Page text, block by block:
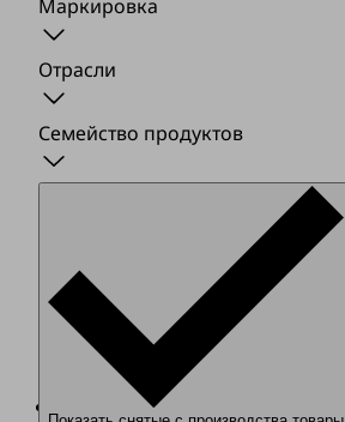
Всасывающий
Маркировка
Отрасли
Семейство продуктов